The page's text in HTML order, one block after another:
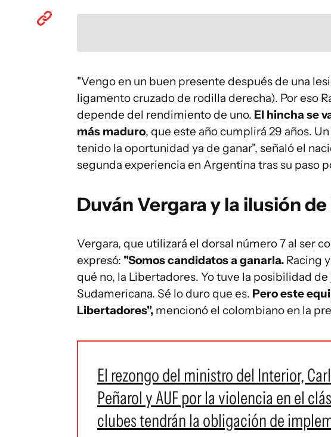
"Vengo en un buen presente después de una
ligamento cruzado de rodilla derecha). Por eso
depende del rendimiento de uno. El hincha se
más maduro, que este año cumplirá 29 años.
tenido la oportunidad ya de ganar", señaló el
segunda experiencia en Argentina tras su paso
Duván Vergara y la ilusión
Vergara, que utilizará el dorsal número 7 al ser
expresó: "Somos candidatos a ganarla. Racing
qué no, la Libertadores. Yo tuve la posibilidad
Sudamericana. Sé lo duro que es. Pero este
Libertadores", mencionó el colombiano en la
El rezongo del ministro del Interior,
Peñarol y AUF por la violencia en el
clubes tendrán la obligación de